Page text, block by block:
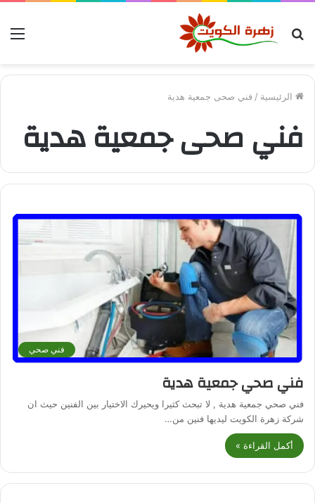
بحث
الرئيسية / فني صحى جمعية هدية
فني صحى جمعية هدية
فني صحي
فني صحي جمعية هدية
فني صحي جمعية هدية , لا تبحث كثيرا ويحيرك الاختيار بين الفنين حيث ان
شركة زهرة الكويت ليديها فنين من…
أكمل القراءة »